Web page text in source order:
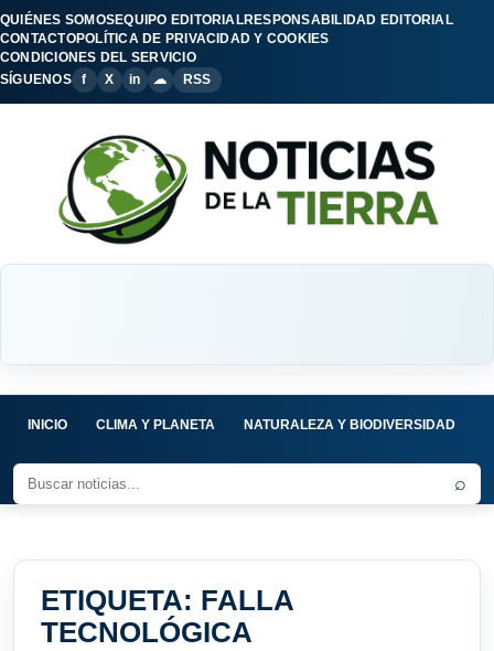
QUIÉNES SOMOSEQUIPO EDITORIALRESPONSABILIDAD EDITORIAL
CONTACTOPOLÍTICA DE PRIVACIDAD Y COOKIES
CONDICIONES DEL SERVICIO
SÍGUENOS
f X in ☁ RSS
INICIO CLIMA Y PLANETA NATURALEZA Y BIODIVERSIDAD
⌕
ETIQUETA: FALLA
TECNOLÓGICA